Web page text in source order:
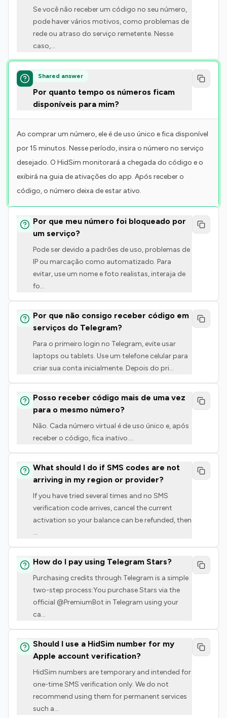
Se você não receber um código no seu número,
pode haver vários motivos, como problemas de
rede ou atraso do serviço remetente. Nesse
caso,...
Shared answer
Por quanto tempo os números ficam
disponíveis para mim?
Ao comprar um número, ele é de uso único e fica disponível
por 15 minutos. Nesse período, insira o número no serviço
desejado. O HidSim monitorará a chegada do código e o
exibirá na guia de ativações do app. Após receber o
código, o número deixa de estar ativo.
Por que meu número foi bloqueado por
um serviço?
Pode ser devido a padrões de uso, problemas de
IP ou marcação como automatizado. Para
evitar, use um nome e foto realistas, interaja de
fo...
Por que não consigo receber código em
serviços do Telegram?
Para o primeiro login no Telegram, evite usar
laptops ou tablets. Use um telefone celular para
criar sua conta inicialmente. Depois do pri...
Posso receber código mais de uma vez
para o mesmo número?
Não. Cada número virtual é de uso único e, após
receber o código, fica inativo....
What should I do if SMS codes are not
arriving in my region or provider?
If you have tried several times and no SMS
verification code arrives, cancel the current
activation so your balance can be refunded, then
...
How do I pay using Telegram Stars?
Purchasing credits through Telegram is a simple
two-step process:You purchase Stars via the
official @PremiumBot in Telegram using your
ca...
Should I use a HidSim number for my
Apple account verification?
HidSim numbers are temporary and intended for
one-time SMS verification only. We do not
recommend using them for permanent services
such a...